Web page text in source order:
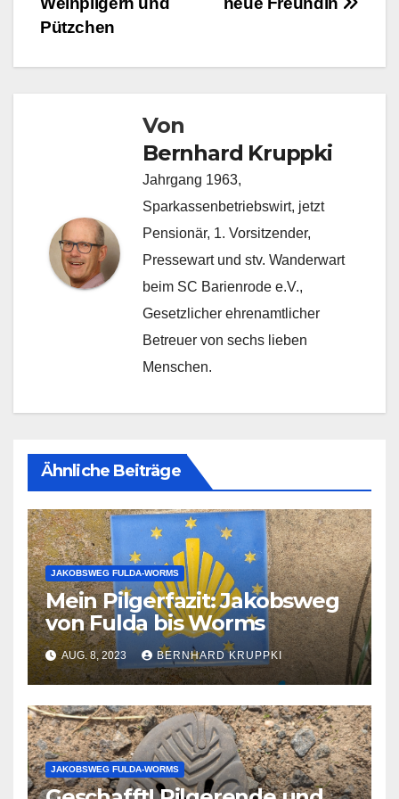
Pützchen
Von
Bernhard Kruppki
Jahrgang 1963,
Sparkassenbetriebswirt, jetzt
Pensionär, 1. Vorsitzender,
Pressewart und stv. Wanderwart
beim SC Barienrode e.V.,
Gesetzlicher ehrenamtlicher
Betreuer von sechs lieben
Menschen.
Ähnliche Beiträge
JAKOBSWEG FULDA-WORMS
Mein Pilgerfazit: Jakobsweg
von Fulda bis Worms
AUG. 8, 2023 BERNHARD KRUPPKI
JAKOBSWEG FULDA-WORMS